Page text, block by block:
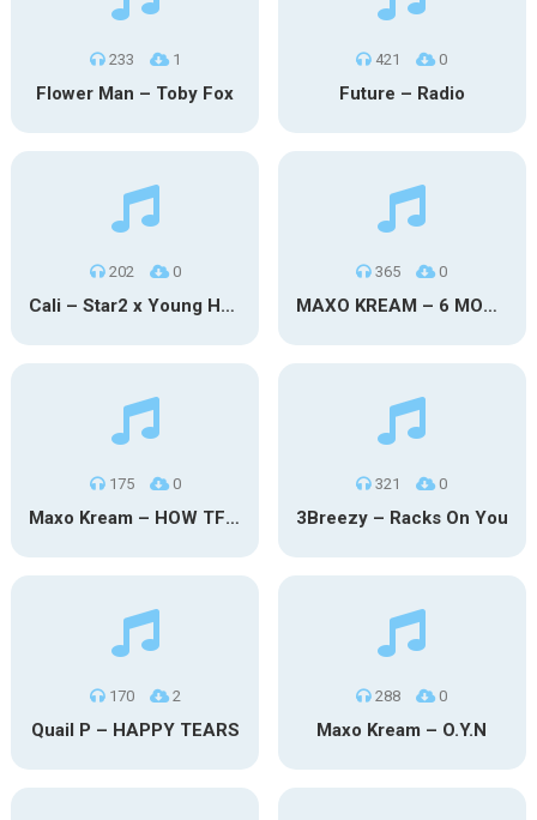
233 1
Flower Man – Toby Fox
421 0
Future – Radio
202 0
Cali – Star2 x Young Henny
365 0
MAXO KREAM – 6 MONTHS CLEAN
175 0
Maxo Kream – HOW TF I’M LUCKY
321 0
3Breezy – Racks On You
170 2
Quail P – HAPPY TEARS
288 0
Maxo Kream – O.Y.N